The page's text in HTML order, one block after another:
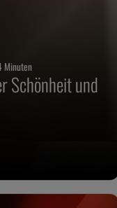
Minuten
Schönheit und